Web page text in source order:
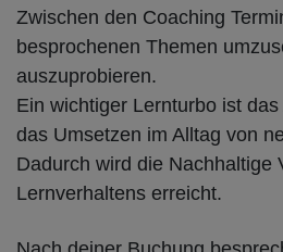
Zwischen den Coaching
besprochenen Themen
auszuprobieren.
Ein wichtiger Lernturbo ist
das Umsetzen im Alltag von
Dadurch wird die Nachhaltige
Lernverhaltens erreicht.